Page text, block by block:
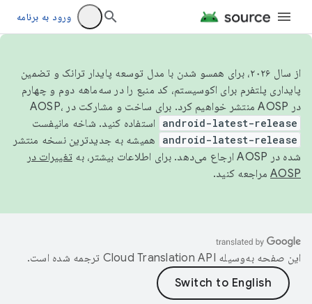
ورود به برنامه
از سال ۲۰۲۶، برای همسو شدن با مدل توسعه پایدار ترانک و تضمین
پایداری پلتفرم برای اکوسیستم، کد منبع را در سه‌ماهه دوم و چهارم
در AOSP منتشر خواهیم کرد. برای ساخت و مشارکت در AOSP،
android-latest-release استفاده کنید. شاخه مانیفست
android-latest-release
همیشه به جدیدترین نسخه منتشر
شده در AOSP ارجاع می‌دهد. برای اطلاعات بیشتر، به
تغییرات در
AOSP مراجعه کنید.
این صفحه به‌وسیله ترجمه شده است.